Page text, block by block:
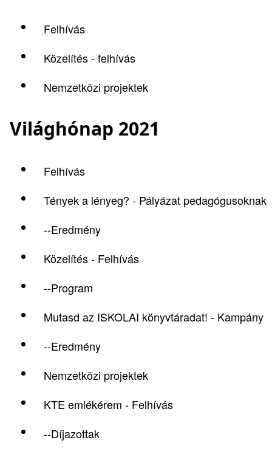
Felhívás
Közelítés - felhívás
Nemzetközi projektek
Világhónap 2021
Felhívás
Tények a lényeg? - Pályázat pedagógusoknak
--Eredmény
Közelítés - Felhívás
--Program
Mutasd az ISKOLAI könyvtáradat! - Kampány
--Eredmény
Nemzetközi projektek
KTE emlékérem - Felhívás
--Díjazottak